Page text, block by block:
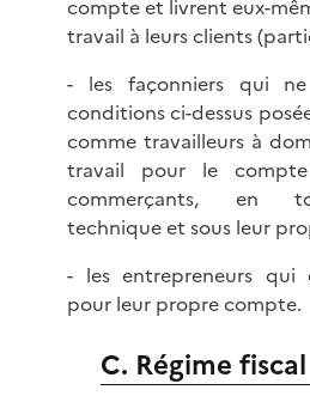
compte et livrent eux-
travail à leurs clients
- les façonniers qui
conditions ci-dessus
comme travailleurs à
travail pour le
commerçants, en
technique et sous leur
- les entrepreneurs qui
pour leur propre compte.
C. Régime fiscal